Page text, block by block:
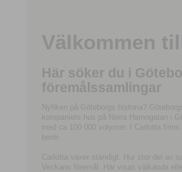
Välkommen
Här söker du i
föremålssamlingar
Nyfiken på Göteborgs historia?
kompaniets hus på Norra Hamngatan i
med ca 100 000 volymer. I Carlotta
berör.
Carlotta växer ständigt. Hur stor del av
Veckans föremål. Här visas välkända